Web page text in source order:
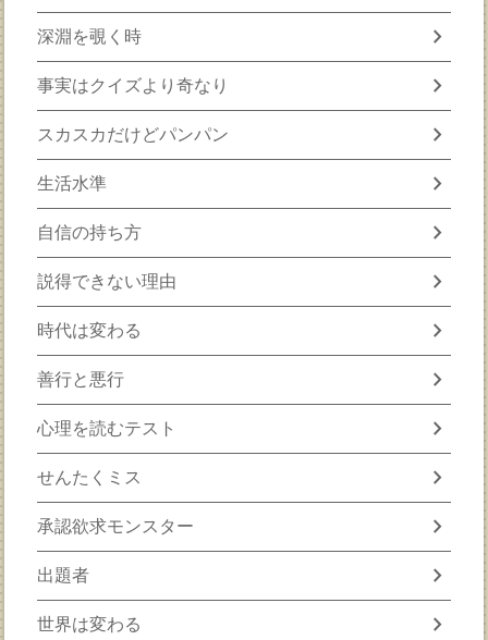
深淵を覗く時 chevron_right
事実はクイズより奇なり chevron_right
スカスカだけどパンパン chevron_right
生活水準 chevron_right
自信の持ち方 chevron_right
説得できない理由 chevron_right
時代は変わる chevron_right
善行と悪行 chevron_right
心理を読むテスト chevron_right
せんたくミス chevron_right
承認欲求モンスター chevron_right
出題者 chevron_right
世界は変わる chevron_right